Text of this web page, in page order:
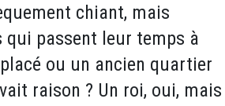
chiant, mais
qui passent leur temps à
ou un ancien quartier
raison ? Un roi, oui, mais